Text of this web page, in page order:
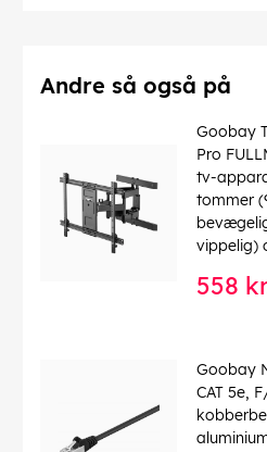
Kabeltype: Rundkabel
Materiale kabelkappe : PVC
Inder leder materiale: CCA
Tilslutning, afskærmning: nej
4040849683886
EAN:
Andre så også på
Goobay
Pro
tv-
tommer
vippelig)
558
Goobay
CAT 5e,